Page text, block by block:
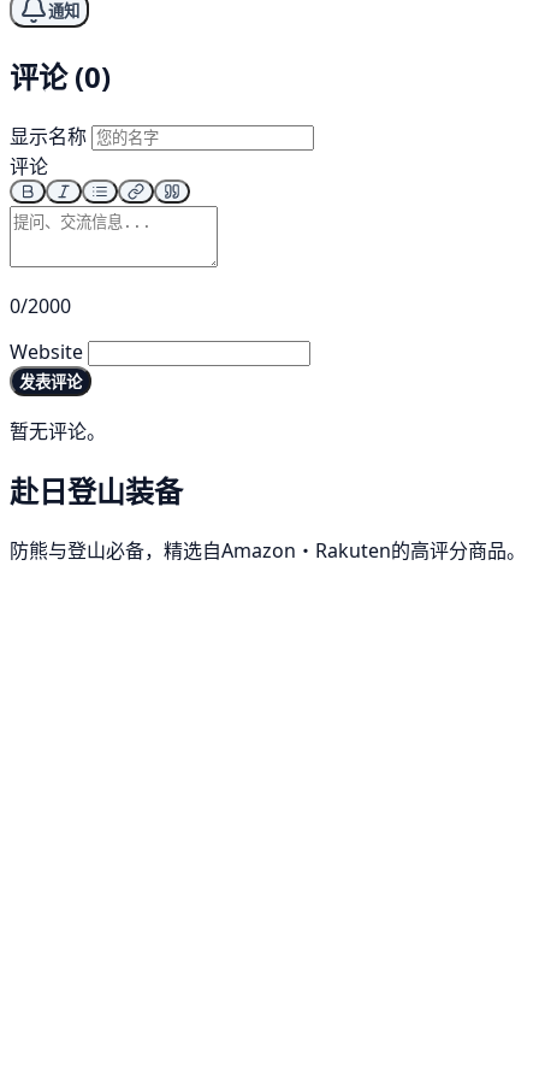
通知
评论 (0)
显示名称
评论
0/2000
Website
发表评论
暂无评论。
赴日登山装备
防熊与登山必备，精选自Amazon・Rakuten的高评分商品。